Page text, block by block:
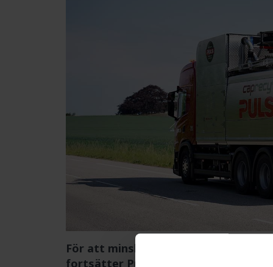
För att minska vattenanvändningen
fortsätter Puls att investera i nya